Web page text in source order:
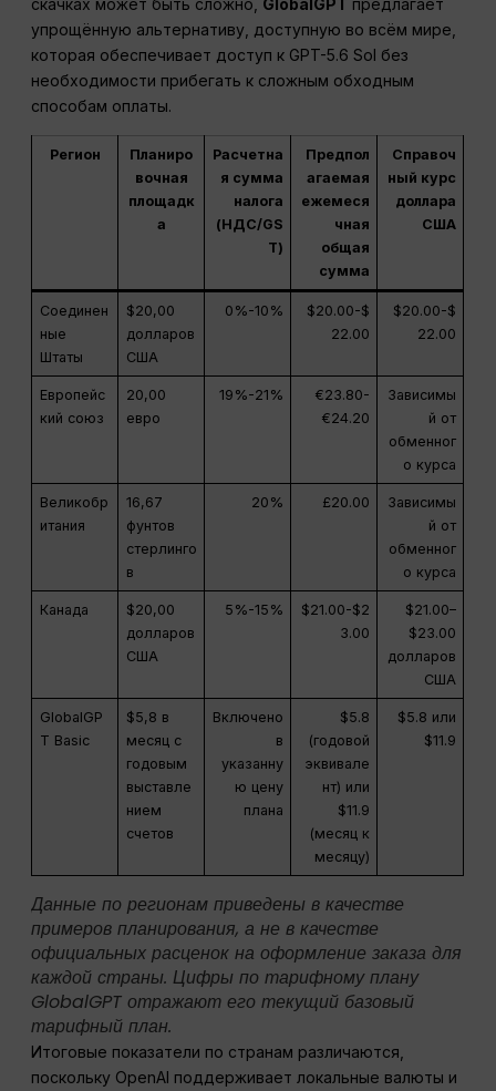
скачках может быть сложно, GlobalGPT предлагает
упрощённую альтернативу, доступную во всём мире,
которая обеспечивает доступ к GPT-5.6 Sol без
необходимости прибегать к сложным обходным
способам оплаты.
Регион
Планиро
вочная
площадк
а
Расчетна
я сумма
налога
(НДС/GS
T)
Предпол
агаемая
ежемеся
чная
общая
сумма
Справоч
ный курс
доллара
США
Соединен
ные
Штаты
$20,00
долларов
США
0%-10%
$20.00-$
22.00
$20.00-$
22.00
Европейс
кий союз
20,00
евро
19%-21%
€23.80-
€24.20
Зависимы
й от
обменног
о курса
Великобр
итания
16,67
фунтов
стерлинго
в
20% £20.00
Зависимы
й от
обменног
о курса
Канада
$20,00
долларов
США
5%-15%
$21.00-$2
3.00
$21.00–
$23.00
долларов
США
GlobalGP
T Basic
$5,8 в
месяц с
годовым
выставле
нием
счетов
Включено
в
указанну
ю цену
плана
$5.8
(годовой
эквивале
нт) или
$11.9
(месяц к
месяцу)
$5.8 или
$11.9
Данные по регионам приведены в качестве
примеров планирования, а не в качестве
официальных расценок на оформление заказа для
каждой страны. Цифры по тарифному плану
GlobalGPT отражают его текущий базовый
тарифный план.
Итоговые показатели по странам различаются,
поскольку OpenAI поддерживает локальные валюты и